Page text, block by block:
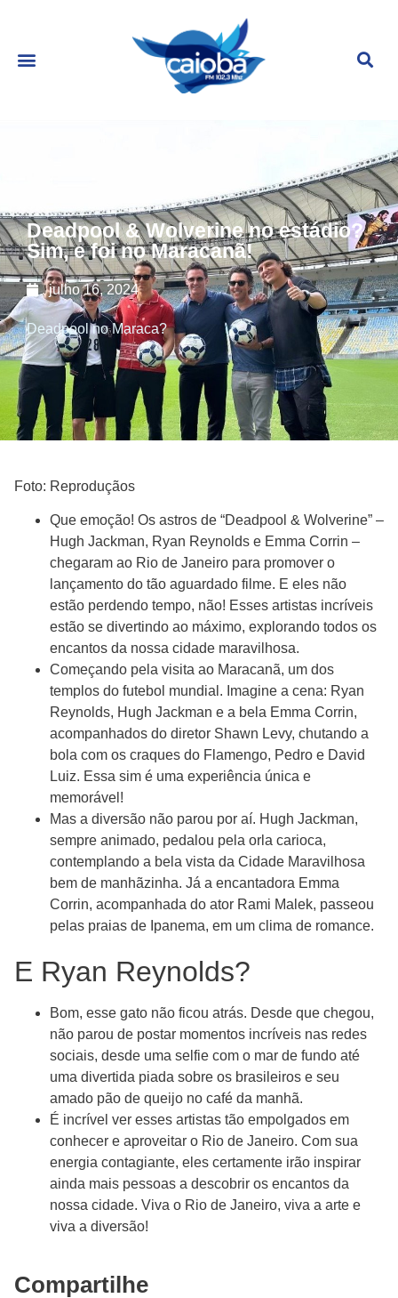
Deadpool & Wolverine no estádio?
Sim, e foi no Maracanã!
julho 16, 2024
Deadpool no Maraca?
Foto: Reproduçãos
Que emoção! Os astros de “Deadpool & Wolverine” –
Hugh Jackman, Ryan Reynolds e Emma Corrin –
chegaram ao Rio de Janeiro para promover o
lançamento do tão aguardado filme. E eles não
estão perdendo tempo, não! Esses artistas incríveis
estão se divertindo ao máximo, explorando todos os
encantos da nossa cidade maravilhosa.
Começando pela visita ao Maracanã, um dos
templos do futebol mundial. Imagine a cena: Ryan
Reynolds, Hugh Jackman e a bela Emma Corrin,
acompanhados do diretor Shawn Levy, chutando a
bola com os craques do Flamengo, Pedro e David
Luiz. Essa sim é uma experiência única e
memorável!
Mas a diversão não parou por aí. Hugh Jackman,
sempre animado, pedalou pela orla carioca,
contemplando a bela vista da Cidade Maravilhosa
bem de manhãzinha. Já a encantadora Emma
Corrin, acompanhada do ator Rami Malek, passeou
pelas praias de Ipanema, em um clima de romance.
E Ryan Reynolds?
Bom, esse gato não ficou atrás. Desde que chegou,
não parou de postar momentos incríveis nas redes
sociais, desde uma selfie com o mar de fundo até
uma divertida piada sobre os brasileiros e seu
amado pão de queijo no café da manhã.
É incrível ver esses artistas tão empolgados em
conhecer e aproveitar o Rio de Janeiro. Com sua
energia contagiante, eles certamente irão inspirar
ainda mais pessoas a descobrir os encantos da
nossa cidade. Viva o Rio de Janeiro, viva a arte e
viva a diversão!
Compartilhe